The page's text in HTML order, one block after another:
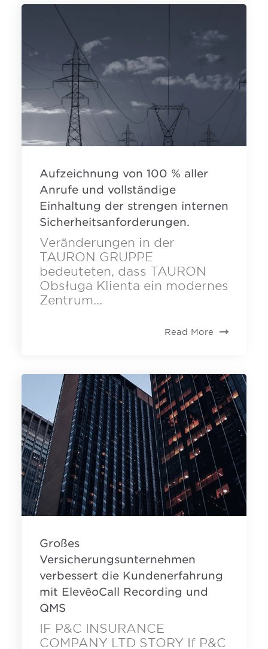
Aufzeichnung von 100 % aller
Anrufe und vollständige
Einhaltung der strengen internen
Sicherheitsanforderungen.
Veränderungen in der
TAURON GRUPPE
bedeuteten, dass TAURON
Obsługa Klienta ein modernes
Zentrum...
Read More
Großes
Versicherungsunternehmen
verbessert die Kundenerfahrung
mit ElevēoCall Recording und
QMS
IF P&C INSURANCE
COMPANY LTD STORY If P&C